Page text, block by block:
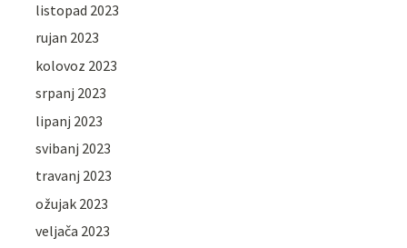
listopad 2023
rujan 2023
kolovoz 2023
srpanj 2023
lipanj 2023
svibanj 2023
travanj 2023
ožujak 2023
veljača 2023